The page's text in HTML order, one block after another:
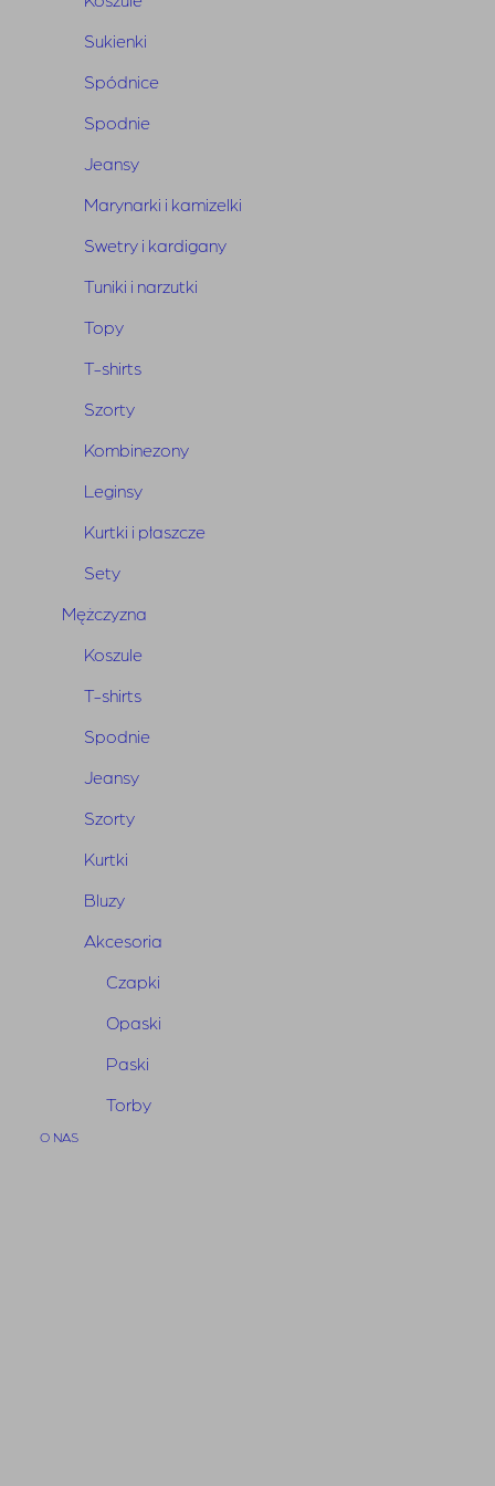
Sukienki
Spódnice
Spodnie
Jeansy
Marynarki i kamizelki
Swetry i kardigany
Tuniki i narzutki
Topy
T-shirts
Szorty
Kombinezony
Leginsy
Kurtki i płaszcze
Sety
Mężczyzna
Koszule
T-shirts
Spodnie
Jeansy
Szorty
Kurtki
Bluzy
Akcesoria
Czapki
Opaski
Paski
Torby
O NAS
Summer Sale
Sprawdź teraz
Bunny The News
Dołącz do naszego newslettera